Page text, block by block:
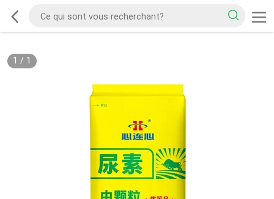
1 / 1